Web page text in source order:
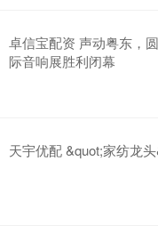
卓信宝配资 声动粤东，
际音响展胜利闭幕
天宇优配 &quot;家纺龙